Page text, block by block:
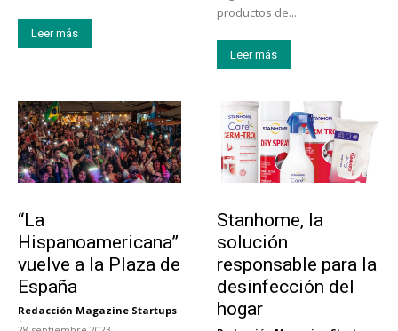
Leer más
productos de...
Leer más
“La
Hispanoamericana”
vuelve a la Plaza de
España
Redacción Magazine Startups
-
Stanhome, la
solución
responsable para la
desinfección del
hogar